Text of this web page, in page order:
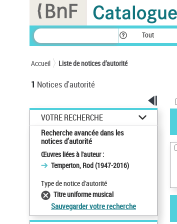
Tout
Accueil Liste de notices d’autorité
1 Notices d'autorité
VOTRE RECHERCHE
Recherche avancée dans les
notices d’autorité
Œuvres liées à l'auteur :
Temperton, Rod (1947-2016)
Type de notice d'autorité
Titre uniforme musical
Sauvegarder votre recherche
Panneau de gestion des cookies